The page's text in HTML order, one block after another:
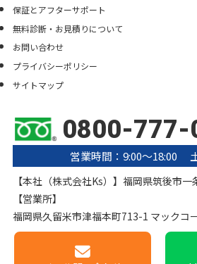
0800-777-
営業時間：9:00〜18:00
【本社（株式会社Ks）】福岡県筑後市一
【営業所】
福岡県久留米市津福本町713-1 マックコ
保証とアフターサポート
無料診断・お見積りについて
お問い合わせ
プライバシーポリシー
サイトマップ